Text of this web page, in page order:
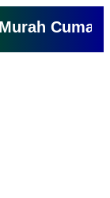
Cuma 150